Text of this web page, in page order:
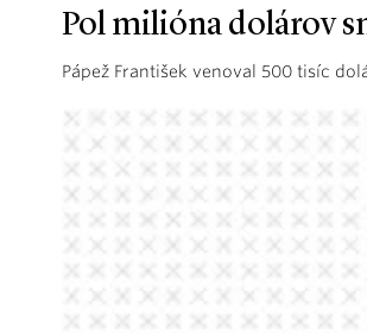
Pol milióna dolárov
Pápež František venoval 500 tisíc